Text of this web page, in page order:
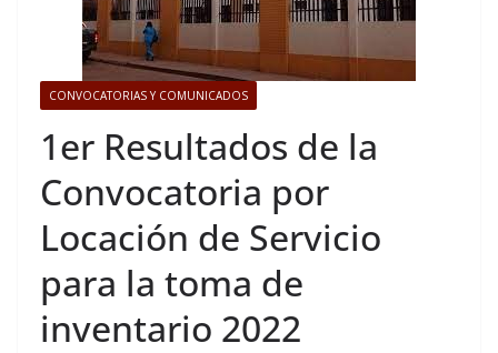
CONVOCATORIAS Y COMUNICADOS
1er Resultados de la
Convocatoria por
Locación de Servicio
para la toma de
inventario 2022